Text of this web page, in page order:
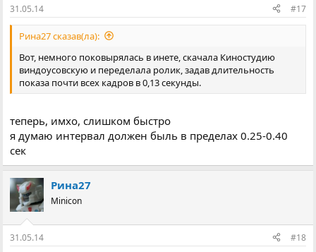
31.05.14 #17
Рина27 сказав(ла):
Вот, немного поковырялась в инете, скачала Киностудию
виндоусовскую и переделала ролик, задав длительность
показа почти всех кадров в 0,13 секунды.
теперь, имхо, слишком быстро
я думаю интервал должен быль в пределах 0.25-0.40
сек
Рина27
Minicon
31.05.14 #18